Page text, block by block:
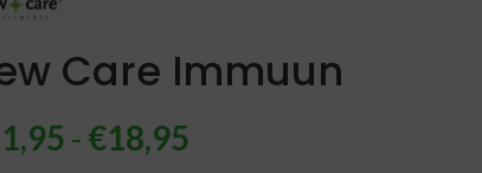
Care Immuun
- €18,95